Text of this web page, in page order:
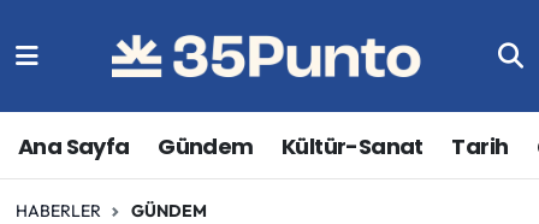
Ana Sayfa Gündem Kültür-Sanat Tarih
HABERLER GÜNDEM